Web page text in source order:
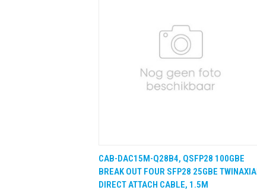
QUICK VIEW KLIK & BESTEL
CAB-DAC15M-Q28B4, QSFP28 100GBE
BREAK OUT FOUR SFP28 25GBE
DIRECT ATTACH CABLE, 1.5M